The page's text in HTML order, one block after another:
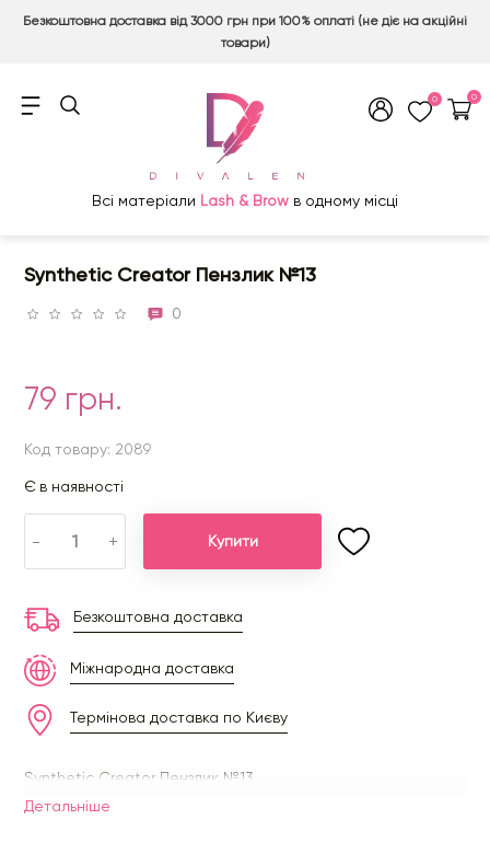
Безкоштовна доставка від 3000 грн при 100% оплаті (не діє на акційні
товари)
0 0
Всі матеріали Lash & Brow в одному місці
Synthetic Creator Пензлик №13
0
79 грн.
Код товару: 2089
Є в наявності
- + Купити
Безкоштовна доставка
Міжнародна доставка
Термінова доставка по Києву
Synthetic Creator Пензлик №13
Детальнiше